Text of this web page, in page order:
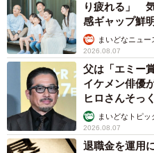
り疲れる」
感ギャップ鮮
まいどなニュー
2026.08.07
父は「エミー
イケメン俳優
ヒロさんそっ
まいどなトピッ
2026.08.07
退職金を運用